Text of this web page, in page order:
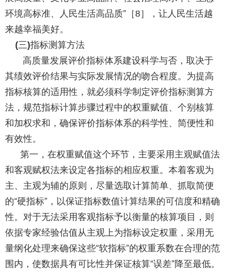
环境高标准、人民生活高品质”［8］，让人民生活越
来越幸福美好。
(三)指标测算方法
高质量发展评价指标体系建设科学与否，取决于
其绩效评价结果与实际发展情况的吻合程度。为提高
指标核算的适用性，就必须科学制定评价指标测算方
法，规范指标计算步骤过程中的权重赋值、个别核算
和加权求和，确保评价指标体系的科学性、简便性和
有效性。
第一，在权重赋值这个环节，主要采用主观赋值法
和客观赋权法来设定各指标的相应权重。本着客观为
主、主观为辅的原则，尽量选取计算简单、抓取简便
的“硬指标”，以保证指标数值计算结果的可信度和精确
性。对于无法采用客观指标予以衡量的核算项目，则
依据专家经验估值从主观上为指标设定权重，采用无
量纲化处理来确保这些“软指标”的权重系数在合理的范
围内，使数据具有可比性并保证核算“误差”降至最低。